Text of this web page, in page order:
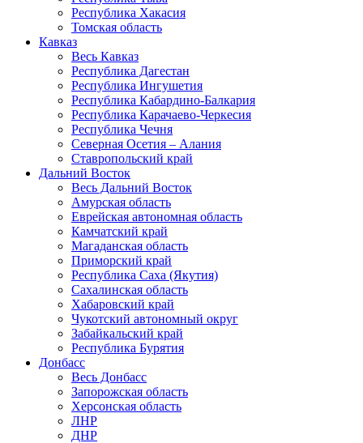
Республика Хакасия
Томская область
Кавказ
Весь Кавказ
Республика Дагестан
Республика Ингушетия
Республика Кабардино-Балкария
Республика Карачаево-Черкесия
Республика Чечня
Северная Осетия – Алания
Ставропольский край
Дальний Восток
Весь Дальний Восток
Амурская область
Еврейская автономная область
Камчатский край
Магаданская область
Приморский край
Республика Саха (Якутия)
Сахалинская область
Хабаровский край
Чукотский автономный округ
Забайкальский край
Республика Бурятия
Донбасс
Весь Донбасс
Запорожская область
Херсонская область
ЛНР
ДНР